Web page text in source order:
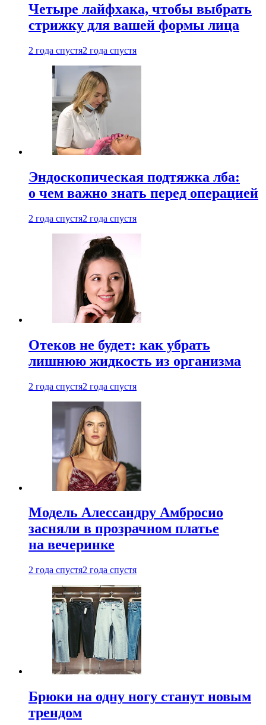
Четыре лайфхака, чтобы выбрать
стрижку для вашей формы лица
2 года спустя2 года спустя
Эндоскопическая подтяжка лба:
о чем важно знать перед операцией
2 года спустя2 года спустя
Отеков не будет: как убрать
лишнюю жидкость из организма
2 года спустя2 года спустя
Модель Алессандру Амбросио
засняли в прозрачном платье
на вечеринке
2 года спустя2 года спустя
Брюки на одну ногу станут новым
трендом